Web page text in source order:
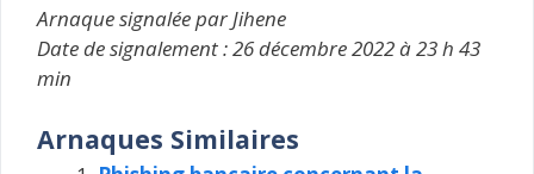
Arnaque signalée par Jihene
Date de signalement : 26 décembre 2022 à 23 h 43
min
Arnaques Similaires